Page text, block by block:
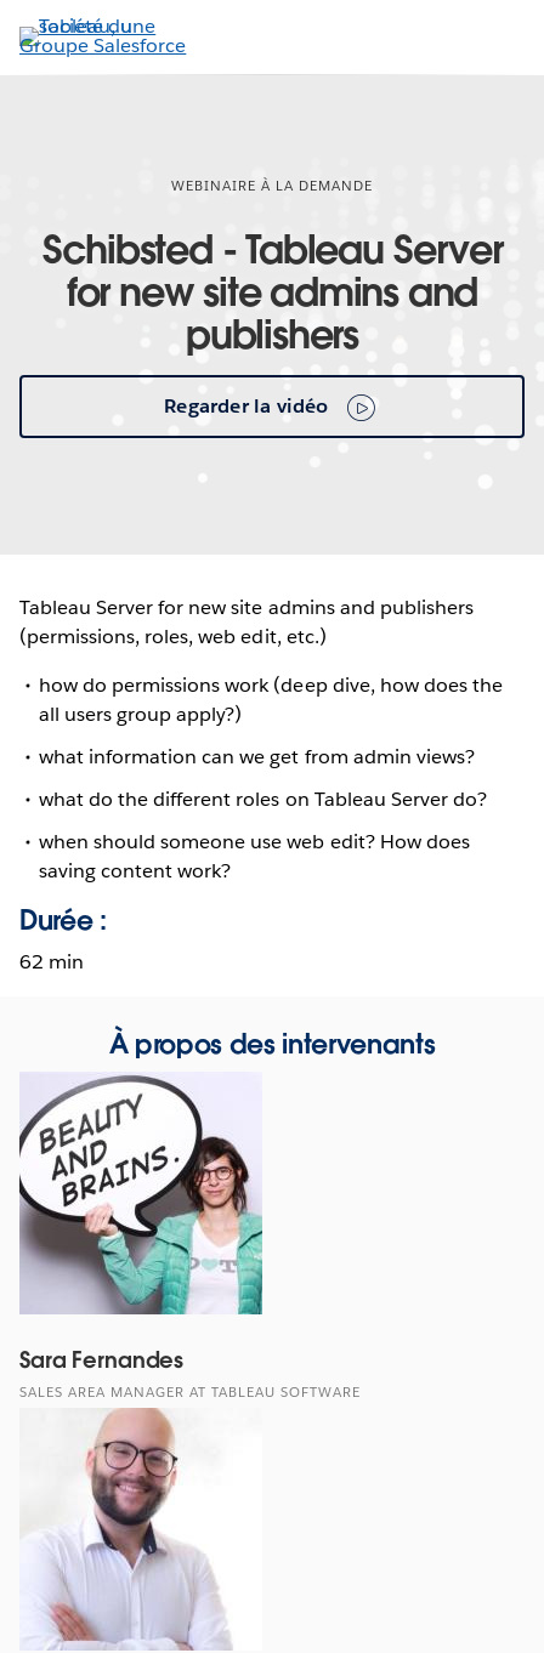
Aller
au
WEBINAIRE À LA DEMANDE
Schibsted - Tableau Server
for new site admins and
publishers
Regarder la vidéo
Tableau Server for new site admins and publishers
(permissions, roles, web edit, etc.)
how do permissions work (deep dive, how does the
all users group apply?)
what information can we get from admin views?
what do the different roles on Tableau Server do?
when should someone use web edit? How does
saving content work?
Durée :
62 min
À propos des intervenants
Sara Fernandes
SALES AREA MANAGER AT TABLEAU SOFTWARE